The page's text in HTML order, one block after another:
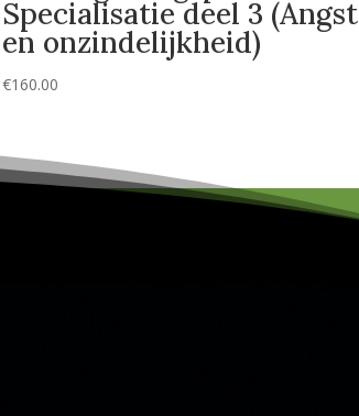
Specialisatie deel 3 (Angst
en onzindelijkheid)
€160.00